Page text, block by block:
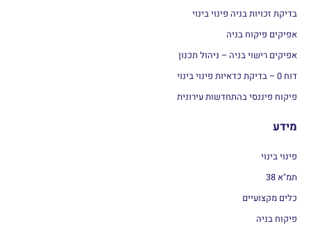
בדיקת זכויות בניה פינוי בינוי
אפיקים פיקוח בניה
אפיקים רישוי בניה – ניהול תכנון
דוח 0 – בדיקת כדאיות פינוי בינוי
פיקוח פיננסי בהתחדשות עירונית
מידע
פינוי בינוי
תמ"א 38
כלים מקצועיים
פיקוח בניה